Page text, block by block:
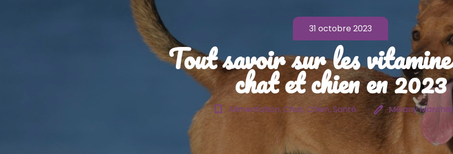
31 octobre 2023
Tout savoir sur les
chat et chien en 2023
bookmark_border Alimentation, Chat, Chien, Santé edit Mélany Marchal